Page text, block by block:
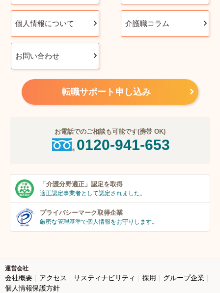
個人情報について 介護職コラム
お問い合わせ
転職サポート申し込み
お電話でのご相談も可能です(携帯 OK)
0120-941-653
「介護分野適正」 認定を取得
適正認定事業者として認定されました。
プライバシーマーク取得企業
厳密な管理基準で個人情報をお守りします。
運営会社
会社概要 アクセス サスティナビリティ 採用
グループ企業
個人情報保護方針